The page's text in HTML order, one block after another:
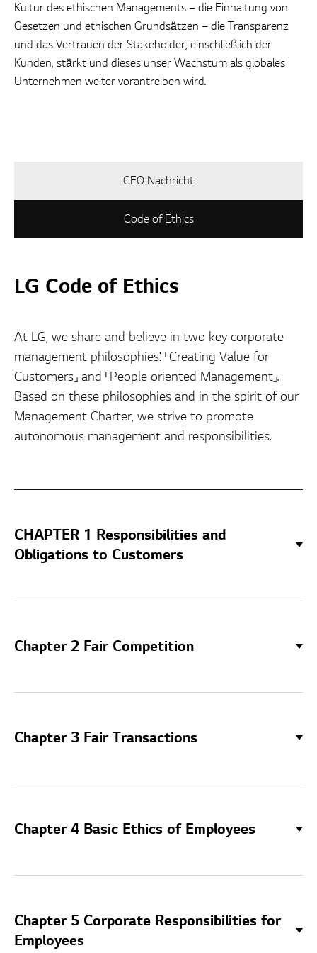
Kultur des ethischen Managements – die Einhaltung von
Gesetzen und ethischen Grundsätzen – die Transparenz
und das Vertrauen der Stakeholder, einschließlich der
Kunden, stärkt und dieses unser Wachstum als globales
Unternehmen weiter vorantreiben wird.
CEO Nachricht
Code of Ethics
LG Code of Ethics
At LG, we share and believe in two key corporate
management philosophies: 「Creating Value for
Customers」 and 「People oriented Management」.
Based on these philosophies and in the spirit of our
Management Charter, we strive to promote
autonomous management and responsibilities.
CHAPTER 1 Responsibilities and
Obligations to Customers
Chapter 2 Fair Competition
Chapter 3 Fair Transactions
Chapter 4 Basic Ethics of Employees
Chapter 5 Corporate Responsibilities for
Employees